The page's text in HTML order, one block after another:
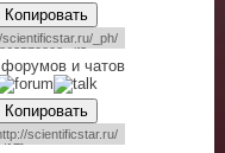
Копировать
и чатов
Копировать